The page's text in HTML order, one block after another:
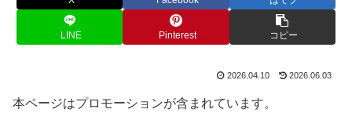
LINE Pinterest コピー
2026.04.10 2026.06.03
本ページはプロモーションが含まれています。